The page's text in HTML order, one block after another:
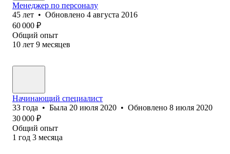
Менеджер по персоналу
45 лет • Обновлено 4 августа 2016
60 000 ₽
Общий опыт
10 лет 9 месяцев
Начинающий специалист
33 года • Была 20 июля 2020 • Обновлено 8 июля 2020
30 000 ₽
Общий опыт
1 год 3 месяца